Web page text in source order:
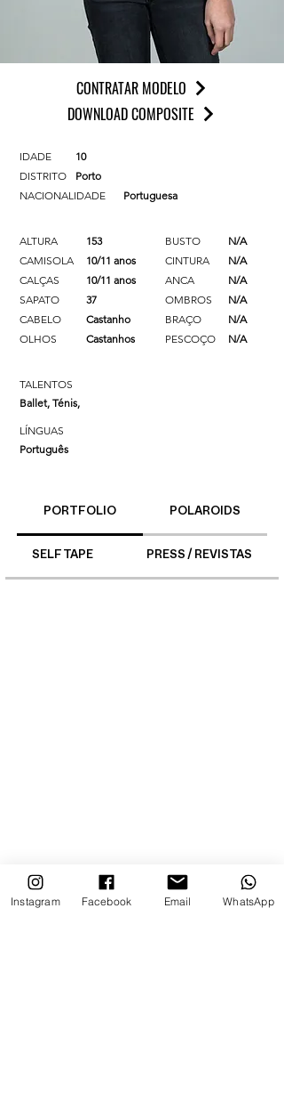
CONTRATAR MODELO
DOWNLOAD COMPOSITE
IDADE
10
DISTRITO
Porto
NACIONALIDADE
Portuguesa
ALTURA
153
CAMISOLA
10/11 anos
CALÇAS
10/11 anos
SAPATO
37
CABELO
Castanho
OLHOS
Castanhos
BUSTO
N/A
CINTURA
N/A
ANCA
N/A
OMBROS
N/A
BRAÇO
N/A
PESCOÇO
N/A
TALENTOS
Ballet, Ténis,
LÍNGUAS
Português
PORTFOLIO POLAROIDS
SELF TAPE PRESS / REVISTAS
Instagram Facebook Email WhatsApp